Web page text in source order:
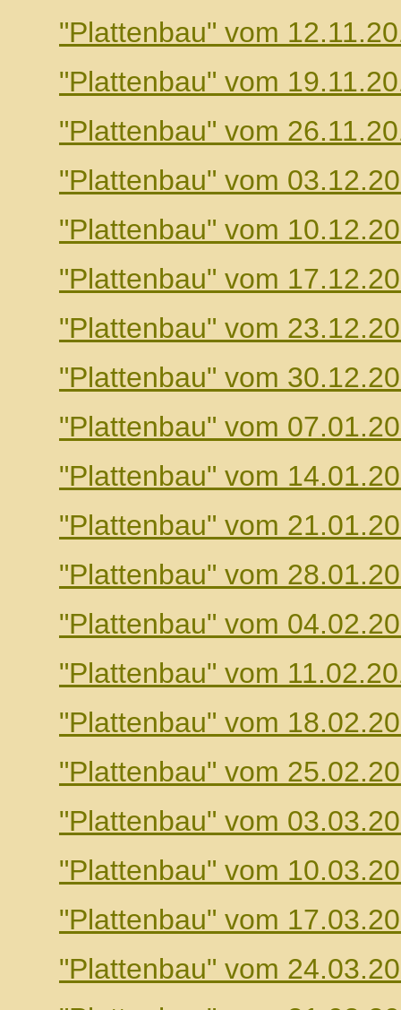
"Plattenbau" vom
"Plattenbau" vom
"Plattenbau" vom
"Plattenbau" vom
"Plattenbau" vom
"Plattenbau" vom
"Plattenbau" vom
"Plattenbau" vom
"Plattenbau" vom
"Plattenbau" vom
"Plattenbau" vom
"Plattenbau" vom
"Plattenbau" vom
"Plattenbau" vom
"Plattenbau" vom
"Plattenbau" vom
"Plattenbau" vom
"Plattenbau" vom
"Plattenbau" vom
"Plattenbau" vom